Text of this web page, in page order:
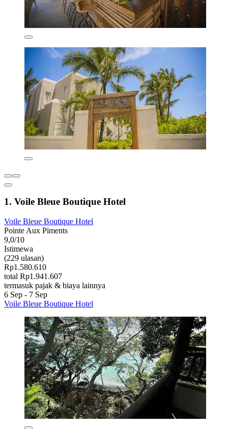
1. Voile Bleue Boutique Hotel
Voile Bleue Boutique Hotel
Pointe Aux Piments
9,0/10
Istimewa
(229 ulasan)
Rp1.580.610
total Rp1.941.607
termasuk pajak & biaya lainnya
6 Sep - 7 Sep
Voile Bleue Boutique Hotel